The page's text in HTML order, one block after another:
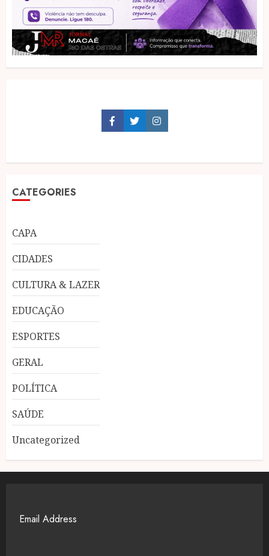
FacebookTwitterInstagram
CATEGORIES
CAPA
CIDADES
CULTURA & LAZER
EDUCAÇÃO
ESPORTES
GERAL
POLÍTICA
SAÚDE
Uncategorized